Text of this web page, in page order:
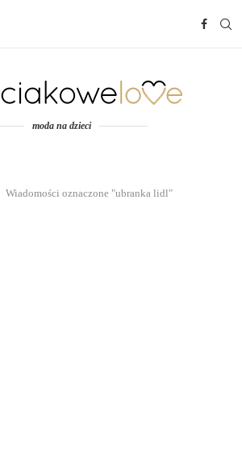
moda na dzieci
Wiadomości oznaczone "ubranka lidl"